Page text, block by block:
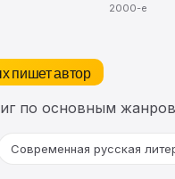
2000-е
пишет автор
по основным
Современная русская